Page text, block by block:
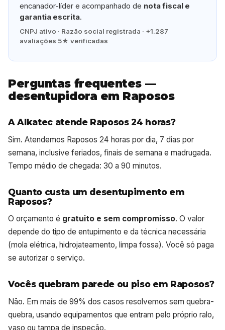
encanador-líder e acompanhado de nota fiscal e
garantia escrita.
CNPJ ativo · Razão social registrada · +1.287
avaliações 5★ verificadas
Perguntas frequentes —
desentupidora em Raposos
A Alkatec atende Raposos 24 horas?
Sim. Atendemos Raposos 24 horas por dia, 7 dias por
semana, inclusive feriados, finais de semana e madrugada.
Tempo médio de chegada: 30 a 90 minutos.
Quanto custa um desentupimento em
Raposos?
O orçamento é gratuito e sem compromisso. O valor
depende do tipo de entupimento e da técnica necessária
(mola elétrica, hidrojateamento, limpa fossa). Você só paga
se autorizar o serviço.
Vocês quebram parede ou piso em Raposos?
Não. Em mais de 99% dos casos resolvemos sem quebra-
quebra, usando equipamentos que entram pelo próprio ralo,
vaso ou tampa de inspeção.